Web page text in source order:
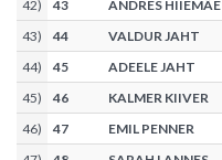
42) 43
ANDRES HIIEMÄE
43) 44
VALDUR JAHT
44) 45
ADEELE JAHT
45) 46
KALMER KIIVER
46) 47
EMIL PENNER